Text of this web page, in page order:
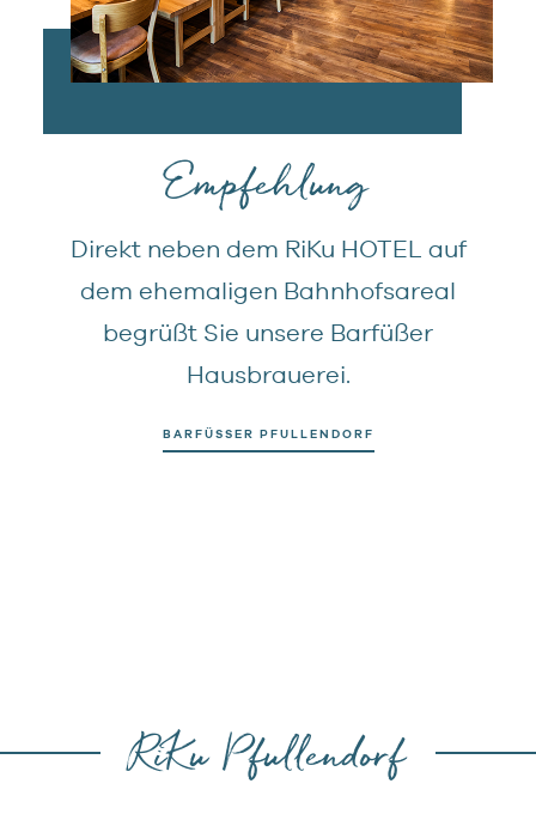
Empfehlung
Direkt neben dem RiKu HOTEL auf
dem ehemaligen Bahnhofsareal
begrüßt Sie unsere Barfüßer
Hausbrauerei.
BARFÜSSER PFULLENDORF
RiKu Pfullendorf